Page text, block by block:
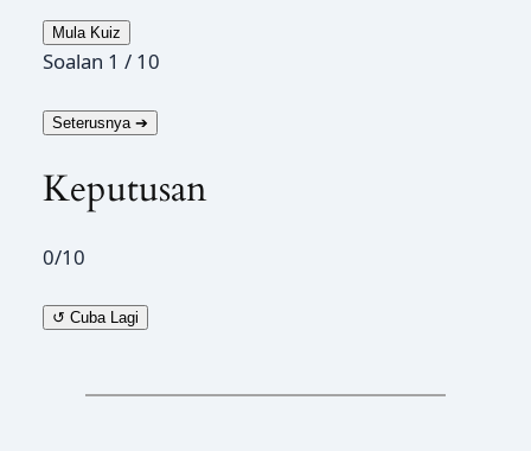
Mula Kuiz
Soalan 1 / 10
Seterusnya ➔
Keputusan
0/10
↺ Cuba Lagi